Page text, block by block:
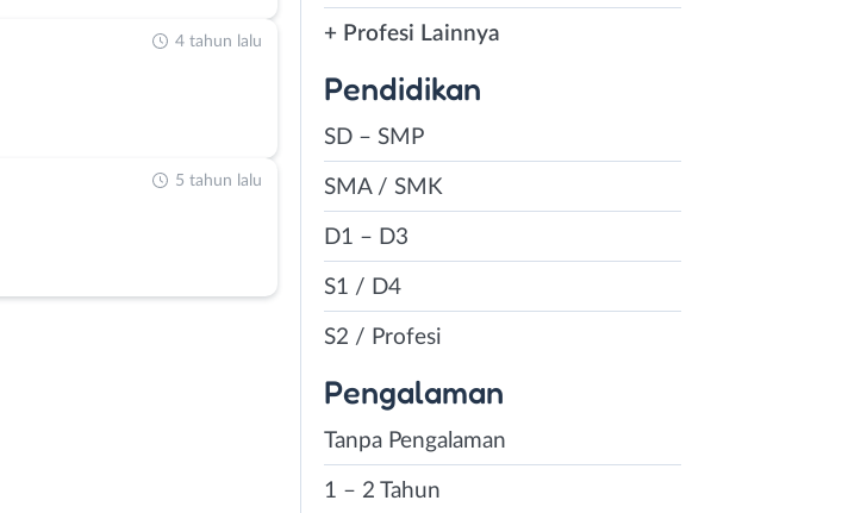
4 tahun lalu
5 tahun lalu
+ Profesi Lainnya
Pendidikan
SD – SMP
SMA / SMK
D1 – D3
S1 / D4
S2 / Profesi
Pengalaman
Tanpa Pengalaman
1 – 2 Tahun